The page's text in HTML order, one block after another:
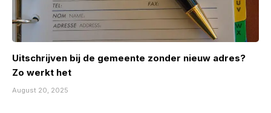
Uitschrijven bij de gemeente zonder nieuw adres?
Zo werkt het
August 20, 2025